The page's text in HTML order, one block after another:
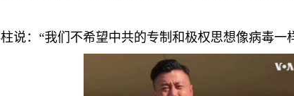
说：“我们不希望中共的专制和极权思想像病毒一